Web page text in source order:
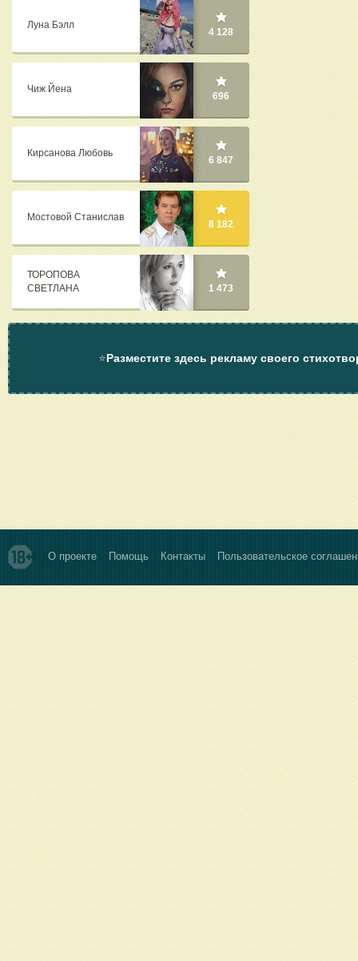
Луна Бэлл
4 128
Чиж Йена
696
Кирсанова Любовь
6 847
Мостовой Станислав
8 182
ТОРОПОВА
СВЕТЛАНА
1 473
⭐Разместите здесь рекламу своего
О проекте Помощь Контакты Пользовательское